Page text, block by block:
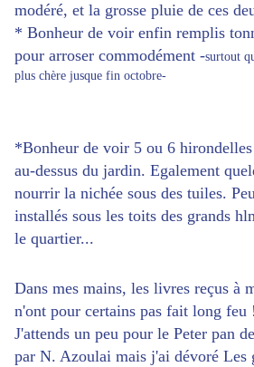
modéré, et la grosse pluie de ces
* Bonheur de voir enfin remplis
pour arroser commodément -surtout
plus chère jusque fin octobre-
*Bonheur de voir 5 ou 6 hirondelles
au-dessus du jardin. Egalement
nourrir la nichée sous des tuiles.
installés sous les toits des grands
le quartier...
Dans mes mains, les livres reçus à
n'ont pour certains pas fait long feu !
J'attends un peu pour le Peter pan de
par N. Azoulai mais j'ai dévoré Les